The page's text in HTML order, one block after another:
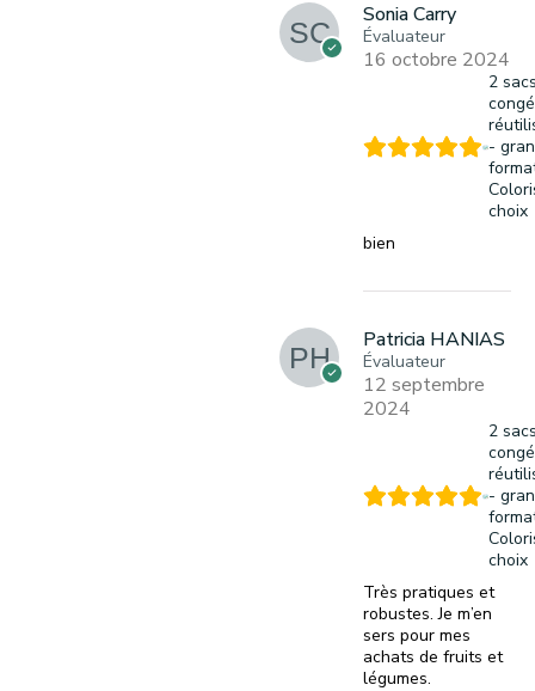
Sonia Carry
Évaluateur
16 octobre 2024
2
-
choix
bien
Patricia HANIAS
Évaluateur
12 septembre
2024
2
-
choix
Très pratiques et
robustes. Je m’en
sers pour mes
achats de fruits et
légumes.